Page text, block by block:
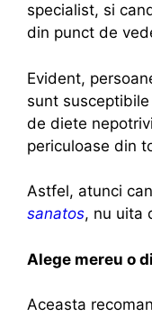
specialist, si
din punct de
Evident,
sunt
de diete
periculoase din
Astfel, atunci
sanatos, nu uita
Alege mereu o
Aceasta